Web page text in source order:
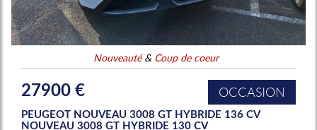
Nouveauté& Coup de coeur
27900 € OCCASION
PEUGEOT NOUVEAU 3008 GT HYBRIDE 136 CV
NOUVEAU 3008 GT HYBRIDE 130 CV